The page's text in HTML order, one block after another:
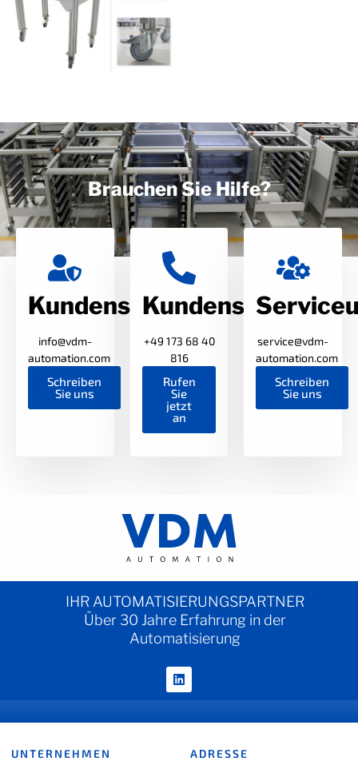
Brauchen Sie Hilfe?
Kundensupport
info@vdm-
automation.com
Schreiben
Sie uns
Kundensupport
+49 173 68 40
816
Rufen
Sie
jetzt
an
service@vdm-
automation.com
Schreiben
Sie uns
IHR AUTOMATISIERUNGSPARTNER
Über 30 Jahre Erfahrung in der
Automatisierung
UNTERNEHMEN ADRESSE